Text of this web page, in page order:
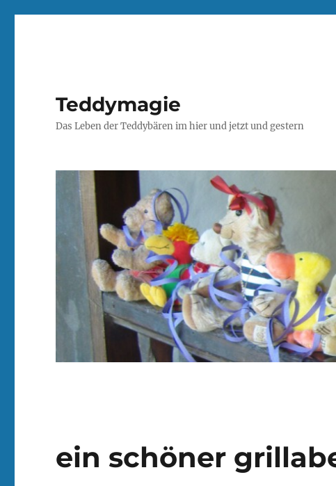
Teddymagie
Das Leben der Teddybären im hier und jetzt und gestern
ein schöner